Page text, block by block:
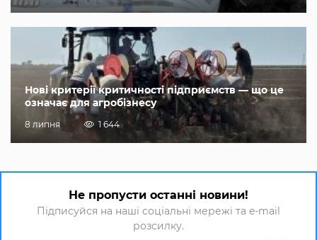
Нові критерії критичності підприємств — що це
означає для агробізнесу
8 липня 1 644
Не пропусти останні новини!
Підписуйся на наші соціальні мережі та e-mail
розсилку.